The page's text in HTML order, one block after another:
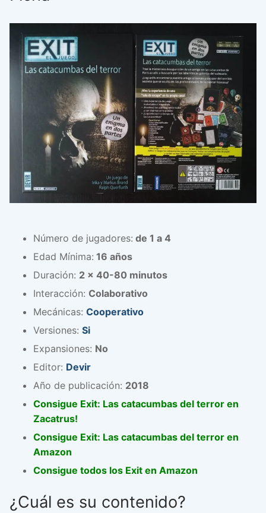
Número de jugadores: de 1 a 4
Edad Mínima: 16 años
Duración: 2 x 40-80 minutos
Interacción: Colaborativo
Mecánicas: Cooperativo
Versiones: Si
Expansiones: No
Editor: Devir
Año de publicación: 2018
Consigue Exit: Las catacumbas del terror en
Zacatrus!
Consigue Exit: Las catacumbas del terror en
Amazon
Consigue todos los Exit en Amazon
¿Cuál es su contenido?